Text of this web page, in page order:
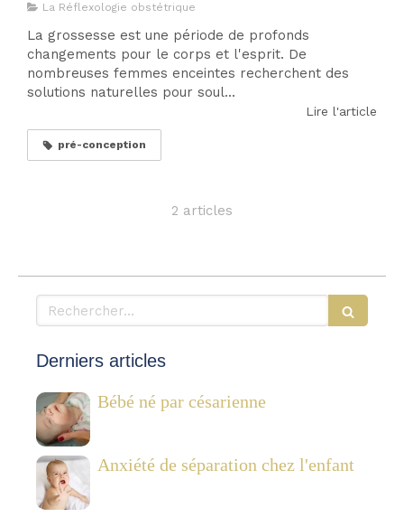
La Réflexologie obstétrique
La grossesse est une période de profonds
changements pour le corps et l'esprit. De
nombreuses femmes enceintes recherchent des
solutions naturelles pour soul...
Lire l'article
pré-conception
2 articles
Rechercher
Derniers articles
Bébé né par césarienne
Anxiété de séparation chez l'enfant